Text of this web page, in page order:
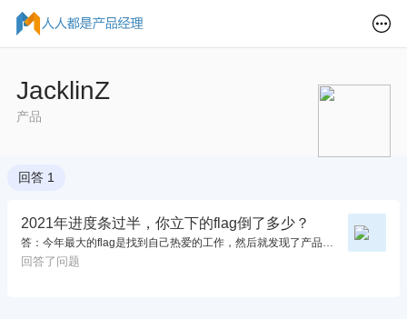
JacklinZ
产品
回答 1
2021年进度条过半，你立下的flag倒了多少？
答：今年最大的flag是找到自己热爱的工作，然后就发现了产品岗这一工作，现在就在努力地从运营岗转到产品岗，还在学习中...[ 图片 ]
回答了问题